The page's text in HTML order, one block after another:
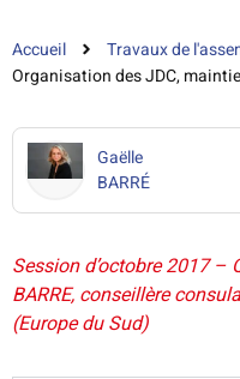
Accueil Travaux de
Organisation des JDC,
Gaëlle
BARRÉ
Session d’octobre 2017 –
BARRE, conseillère
(Europe du Sud)